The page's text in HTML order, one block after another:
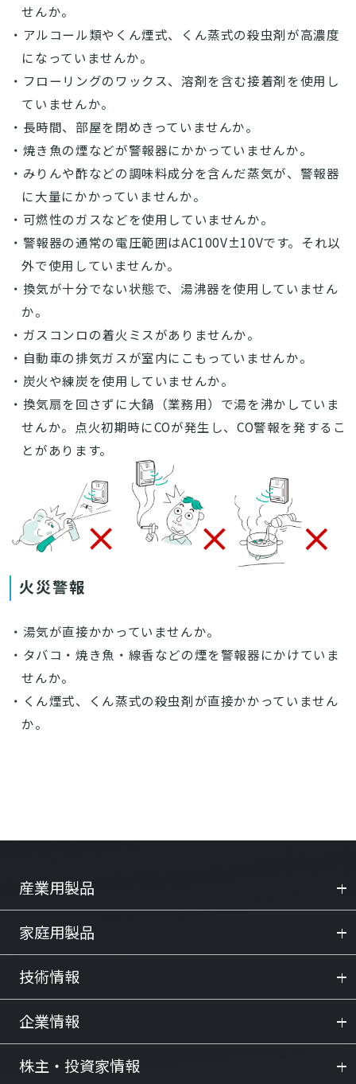
せんか。
・アルコール類やくん煙式、くん蒸式の殺虫剤が高濃度
になっていませんか。
・フローリングのワックス、溶剤を含む接着剤を使用し
ていませんか。
・長時間、部屋を閉めきっていませんか。
・焼き魚の煙などが警報器にかかっていませんか。
・みりんや酢などの調味料成分を含んだ蒸気が、警報器
に大量にかかっていませんか。
・可燃性のガスなどを使用していませんか。
・警報器の通常の電圧範囲はAC100V±10Vです。それ以
外で使用していませんか。
・換気が十分でない状態で、湯沸器を使用していません
か。
・ガスコンロの着火ミスがありませんか。
・自動車の排気ガスが室内にこもっていませんか。
・炭火や練炭を使用していませんか。
・換気扇を回さずに大鍋（業務用）で湯を沸かしていま
せんか。点火初期時にCOが発生し、CO警報を発するこ
とがあります。
火災警報
・湯気が直接かかっていませんか。
・タバコ・焼き魚・線香などの煙を警報器にかけていま
せんか。
・くん煙式、くん蒸式の殺虫剤が直接かかっていません
か。
産業用製品
家庭用製品
技術情報
企業情報
株主・投資家情報